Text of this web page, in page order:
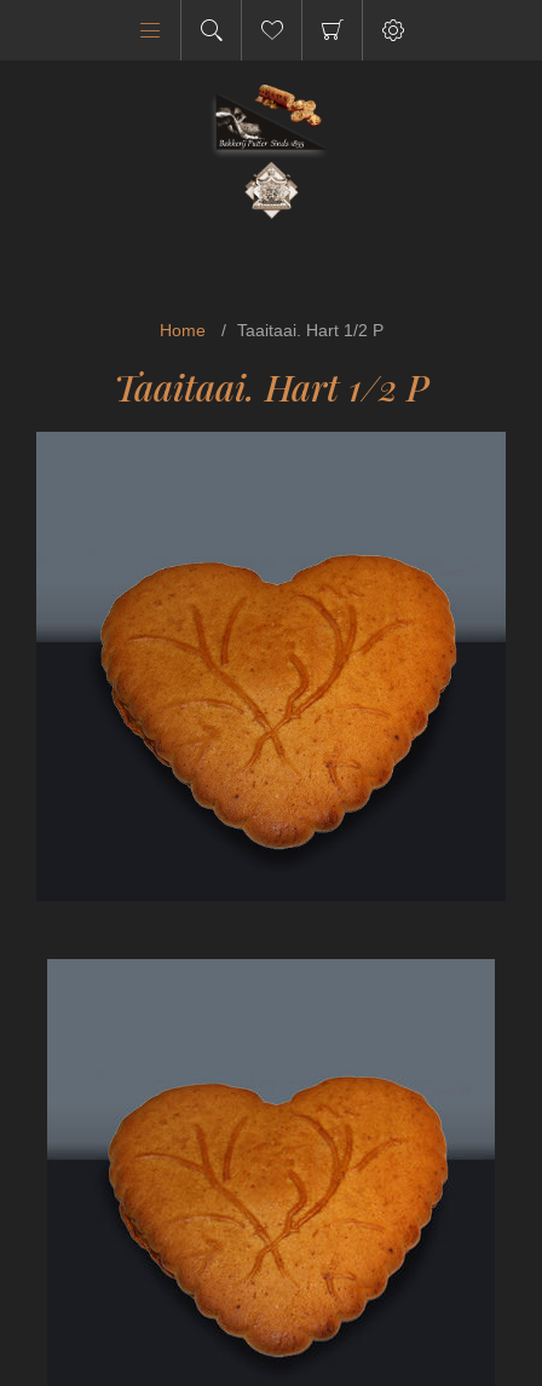
Home / Taaitaai. Hart 1/2 P
Taaitaai. Hart 1/2 P